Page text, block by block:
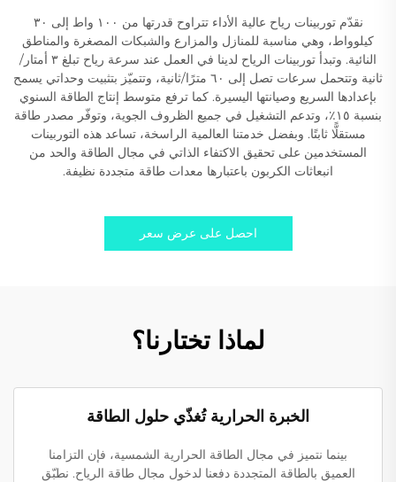
نقدّم توربينات رياح عالية الأداء تتراوح قدرتها من ١٠٠ واط إلى ٣٠
كيلوواط، وهي مناسبة للمنازل والمزارع والشبكات المصغرة والمناطق
النائية. وتبدأ توربينات الرياح لدينا في العمل عند سرعة رياح تبلغ ٣ أمتار/
ثانية وتتحمل سرعات تصل إلى ٦٠ مترًا/ثانية، وتتميّز بتثبيت وحداتي يسمح
بإعدادها السريع وصيانتها اليسيرة. كما ترفع متوسط إنتاج الطاقة السنوي
بنسبة ١٥٪، وتدعم التشغيل في جميع الظروف الجوية، وتوفّر مصدر طاقة
مستقلًّا ثابتًا. وبفضل خدمتنا العالمية الراسخة، تساعد هذه التوربينات
المستخدمين على تحقيق الاكتفاء الذاتي في مجال الطاقة والحد من
انبعاثات الكربون باعتبارها معدات طاقة متجددة نظيفة.
احصل على عرض سعر
لماذا تختارنا؟
الخبرة الحرارية تُغذّي حلول الطاقة
بينما نتميز في مجال الطاقة الحرارية الشمسية، فإن التزامنا
العميق بالطاقة المتجددة دفعنا لدخول مجال طاقة الرياح. نطبّق